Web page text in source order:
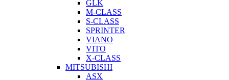
GLK
M-CLASS
S-CLASS
SPRINTER
VIANO
VITO
X-CLASS
MITSUBISHI
ASX